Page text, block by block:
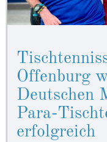
Offenburg
Deutschen
Para-
erfolgreich